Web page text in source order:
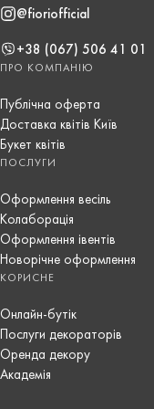
@fioriofficial
+38 (067) 506 41 01
ПРО КОМПАНІЮ
Публічна оферта
Доставка квітів Київ
Букет квітів
ПОСЛУГИ
Оформлення весіль
Колаборація
Оформлення івентів
Новорічне оформлення
КОРИСНЕ
Онлайн-бутік
Послуги декораторів
Оренда декору
Академія